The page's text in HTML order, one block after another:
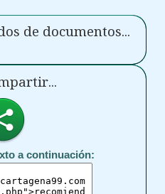
de documentos...
a continuación: